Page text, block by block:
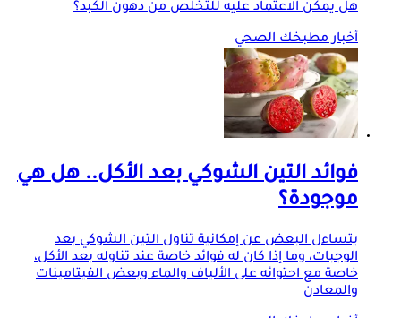
هل يمكن الاعتماد عليه للتخلص من دهون الكبد؟
أخبار مطبخك الصحي
فوائد التين الشوكي بعد الأكل.. هل هي
موجودة؟
يتساءل البعض عن إمكانية تناول التين الشوكي بعد
الوجبات، وما إذا كان له فوائد خاصة عند تناوله بعد الأكل،
خاصة مع احتوائه على الألياف والماء وبعض الفيتامينات
والمعادن